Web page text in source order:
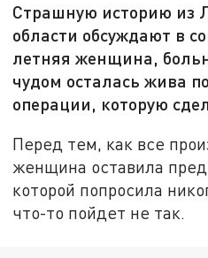
Страшную историю из
области обсуждают в
летняя женщина,
чудом осталась жива
операции, которую
Перед тем, как все
женщина оставила
которой попросила
что-то пойдет не так.